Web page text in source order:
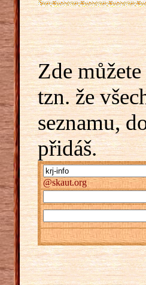
Zde
tzn. že
seznamu,
přidáš.
@skaut.org